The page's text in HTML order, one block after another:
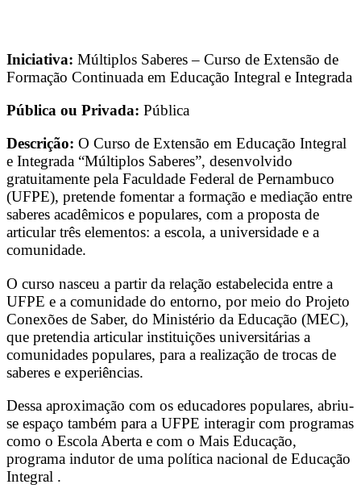
Iniciativa: Múltiplos Saberes – Curso de Extensão de
Formação Continuada em Educação Integral e Integrada
Pública ou Privada: Pública
Descrição: O Curso de Extensão em Educação Integral
e Integrada “Múltiplos Saberes”, desenvolvido
gratuitamente pela Faculdade Federal de Pernambuco
(UFPE), pretende fomentar a formação e mediação entre
saberes acadêmicos e populares, com a proposta de
articular três elementos: a escola, a universidade e a
comunidade.
O curso nasceu a partir da relação estabelecida entre a
UFPE e a comunidade do entorno, por meio do Projeto
Conexões de Saber, do Ministério da Educação (MEC),
que pretendia articular instituições universitárias a
comunidades populares, para a realização de trocas de
saberes e experiências.
Dessa aproximação com os educadores populares, abriu-
se espaço também para a UFPE interagir com programas
como o Escola Aberta e com o Mais Educação,
programa indutor de uma política nacional de Educação
Integral .